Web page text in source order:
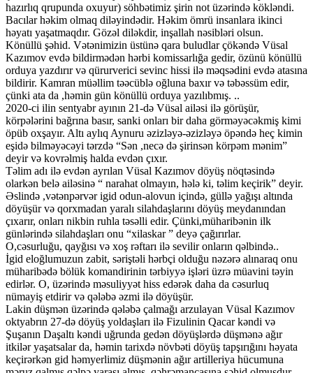
hazırlıq qrupunda oxuyur) söhbətimiz şirin not üzərində kökləndi.
Bacılar həkim olmaq diləyindədir. Həkim ömrü insanlara ikinci
həyatı yaşatmaqdır. Gözəl diləkdir, inşallah nəsibləri olsun.
Könüllü şəhid. Vətənimizin üstünə qara buludlar çökəndə Vüsal
Kazımov evdə bildirmədən hərbi komissarlığa gedir, özünü könüllü
orduya yazdırır və qürurverici sevinc hissi ilə məqsədini evdə atasına
bildirir. Kamran müəllim təəcüblə oğluna baxır və təbəssüm edir,
çünki ata da ,həmin gün könüllü orduya yazılıbmış. ..
2020-ci ilin sentyabr ayının 21-də Vüsal ailəsi ilə görüşür,
körpələrini bağrına basır, sanki onları bir daha görməyəcəkmiş kimi
öpüb oxşayır. Altı aylıq Aynuru əzizləyə-əzizləyə öpəndə heç kimin
eşidə bilməyəcəyi tərzdə “Sən ,necə də şirinsən körpəm mənim”
deyir və kovrəlmiş halda evdən çıxır.
Təlim adı ilə evdən ayrılan Vüsal Kazımov döyüş nöqtəsində
olarkən belə ailəsinə “ narahat olmayın, hələ ki, təlim keçirik” deyir.
Əslində ,vətənpərvər igid odun-alovun içində, güllə yağışı altında
döyüşür və qorxmadan yaralı silahdaşlarını döyüş meydanından
çıxarır, onları nikbin ruhla təsəlli edir. Çünki,müharibənin ilk
günlərində silahdaşları onu “xilaskar ” deyə çağırırlar.
O,cəsurluğu, qayğısı və xoş rəftarı ilə sevilir onların qəlbində..
İgid eloğlumuzun zabit, səriştəli hərbçi olduğu nəzərə alınaraq onu
müharibədə bölük komandirinin tərbiyyə işləri üzrə müavini təyin
edirlər. O, üzərində məsuliyyət hiss edərək daha da cəsurluq
nümayiş etdirir və qələbə əzmi ilə döyüşür.
Lakin düşmən üzərində qələbə çalmağı arzulayan Vüsal Kazımov
oktyabrın 27-də döyüş yoldaşları ilə Fizulinin Qacar kəndi və
Şuşanın Daşaltı kəndi uğrunda gedən döyüşlərdə düşmənə ağır
itkilər yaşatsalar da, həmin tarixdə növbəti döyüş tapşırığını həyata
keçirərkən gid həmyerlimiz düşmənin ağır artilleriya hücumuna